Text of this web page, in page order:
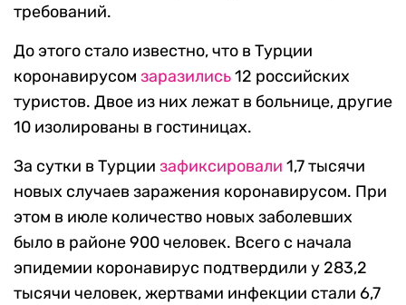
требований.
До этого стало известно, что в Турции
коронавирусом заразились12 российских
туристов. Двое из них лежат в больнице, другие
10 изолированы в гостиницах.
За сутки в Турции зафиксировали 1,7 тысячи
новых случаев заражения коронавирусом. При
этом в июле количество новых заболевших
было в районе 900 человек. Всего с начала
эпидемии коронавирус подтвердили у 283,2
тысячи человек, жертвами инфекции стали 6,7